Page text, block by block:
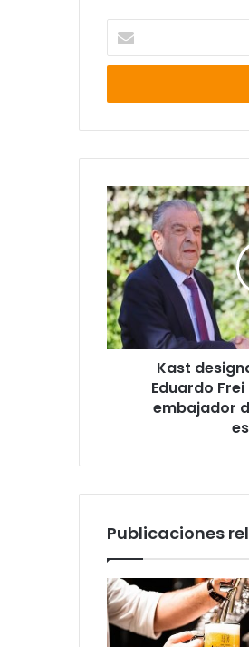
correo
Kast
designa
a
expresidente
Eduardo
Frei
Ruiz-
Tagle
como
embajadorKast
Eduardo
embajador
Publicaciones